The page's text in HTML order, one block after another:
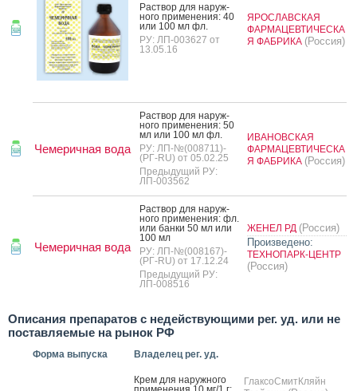
Рас­твор для на­руж­
но­го при­мене­ния: 40
или 100 мл фл.
РУ: ЛП-003627 от
13.05.16
ЯРОСЛАВСКАЯ
ФАРМАЦЕВТИЧЕСКА
Я ФАБРИКА (Россия)
Чемеричная вода
Рас­твор для на­руж­
но­го при­мене­ния: 50
мл или 100 мл фл.
РУ: ЛП-№(008711)-
(РГ-RU) от 05.02.25
Предыдущий РУ:
ЛП-003562
ИВАНОВСКАЯ
ФАРМАЦЕВТИЧЕСКА
Я ФАБРИКА (Россия)
Чемеричная вода
Рас­твор для на­руж­
но­го при­мене­ния: фл.
или бан­ки 50 мл или
100 мл
РУ: ЛП-№(008167)-
(РГ-RU) от 17.12.24
Предыдущий РУ:
ЛП-008516
ЖЕНЕЛ РД (Россия)
Произведено:
ТЕХНОПАРК-ЦЕНТР
(Россия)
Описания препаратов с недействующими рег. уд. или не
поставляемые на рынок РФ
Форма выпуска Владелец рег. уд.
Крем для на­руж­но­го
ГлаксоСмитКляйн